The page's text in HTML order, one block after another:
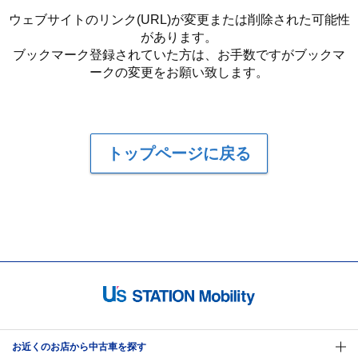
ウェブサイトのリンク(URL)が変更または削除された可能性
があります。
ブックマーク登録されていた方は、お手数ですがブックマ
ークの変更をお願い致します。
トップページに戻る
お近くのお店から中古車を探す